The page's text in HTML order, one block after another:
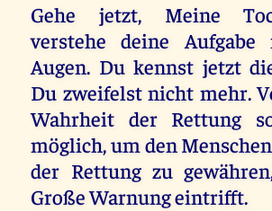
Gehe jetzt, Meine
verstehe deine
Augen. Du kennst jetzt
Du zweifelst nicht mehr.
Wahrheit der Rettung
möglich, um den
der Rettung zu
Große Warnung eintrifft.